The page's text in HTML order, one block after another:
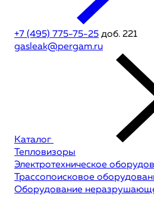
+7 (495) 775-75-25 доб. 221
gasleak@pergam.ru
Каталог
Тепловизоры
Электротехническое
Трассопоисковое
Оборудование